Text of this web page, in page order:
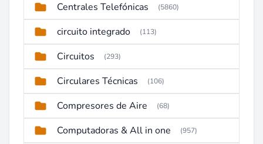
Centrales Telefónicas (5860)
circuito integrado (113)
Circuitos (293)
Circulares Técnicas (106)
Compresores de Aire (68)
Computadoras & All in one (957)